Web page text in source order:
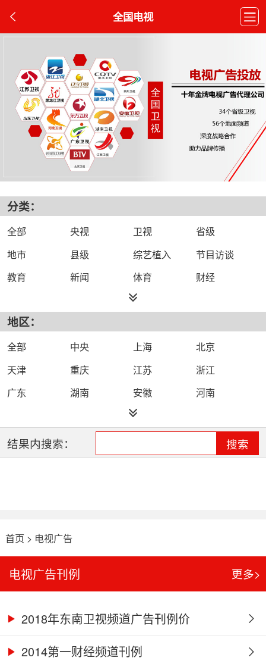
全国电视
分类：
全部 央视 卫视
省级
地市
县级 综艺植入
节目访谈
教育
新闻 体育
财经
科技
都市
文化
文艺 娱乐
影视
电影
生活 电视剧
综合
时尚
民生 IPTV智能电视
数字电视
站）
地区：
全部 中央 上海
北京
天津
重庆 江苏
浙江
广东
湖南 安徽
河南
四川
辽宁
山西
海南 陕西
甘肃
结果内搜索： 搜索
首页 > 电视广告
电视广告刊例 更多>
2018年东南卫视频道广告刊例价
2014第一财经频道刊例